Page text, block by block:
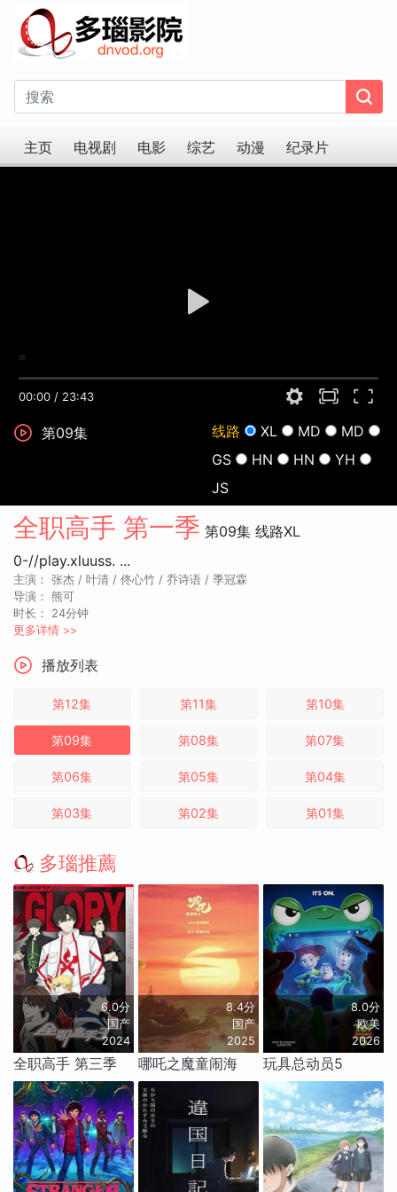
主页 电视剧 电影 综艺 动漫 纪录片
00:00 / 23:43
第09集 线路 XL MD
MD
GS
HN HN
YH
JS
全职高手 第一季 第09集 线路XL
0-//play.xluuss. ...
主演： 张杰 / 叶清 / 佟心竹 / 乔诗语 / 季冠霖
导演：
熊可
时长：
24分钟
更多详情 >>
播放列表
第12集 第11集 第10集
第09集 第08集 第07集
第06集 第05集 第04集
第03集 第02集 第01集
多瑙推薦
6.0分
国产
2024
全职高手 第三季
8.4分
国产
2025
哪吒之魔童闹海
8.0分
欧美
2026
玩具总动员5